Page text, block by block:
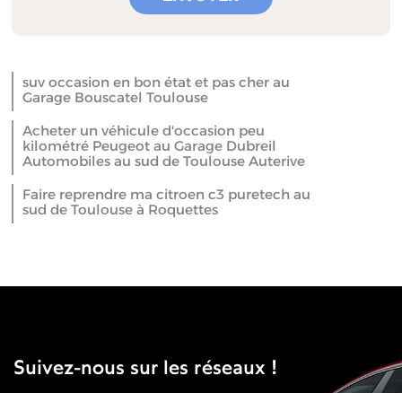
suv occasion en bon état et pas cher au
Garage Bouscatel Toulouse
Acheter un véhicule d'occasion peu
kilométré Peugeot au Garage Dubreil
Automobiles au sud de Toulouse Auterive
Faire reprendre ma citroen c3 puretech au
sud de Toulouse à Roquettes
Suivez-nous sur les réseaux !